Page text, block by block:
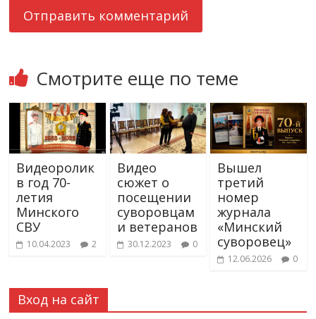
Смотрите еще по теме
Видеоролик
в год 70-
летия
Минского
СВУ
10.04.2023 2
Видео
сюжет о
посещении
суворовцам
и ветеранов
30.12.2023 0
Вышел
третий
номер
журнала
«Минский
суворовец»
12.06.2026 0
Вход на сайт